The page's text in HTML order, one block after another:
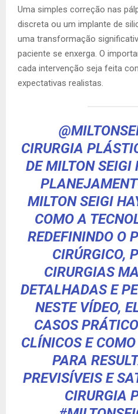
Uma simples correção nas
discreta ou um implante de
uma transformação
paciente se enxerga. O
cada intervenção seja feita
expectativas realistas.
CIRURGIA
DE MILTON SEIGI
MILTON SEIGI
COMO A
REDEFININDO O
CIRÚRGICO,
CIRURGIAS
DETALHADAS E
NESTE VÍDEO,
CASOS
CLÍNICOS E
PARA
PREVISÍVEIS E
CIRURGIA